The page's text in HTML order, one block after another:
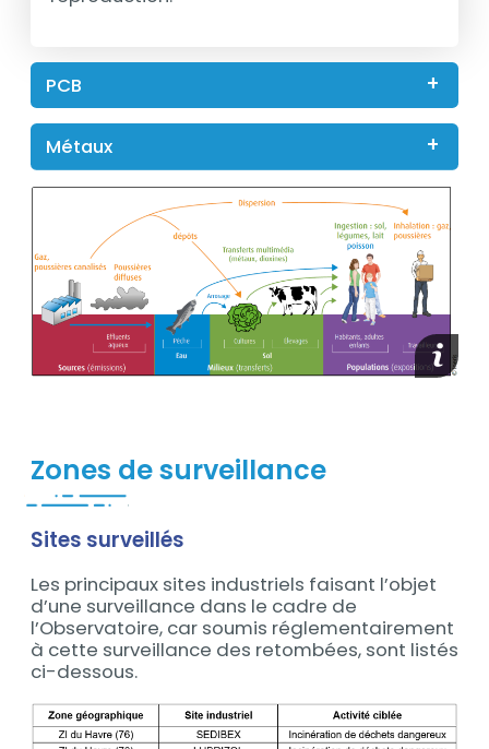
PCB
Métaux
Zones de surveillance
Contenu
Sites surveillés
Les principaux sites industriels faisant l’objet
d’une surveillance dans le cadre de
l’Observatoire, car soumis réglementairement
à cette surveillance des retombées, sont listés
ci-dessous.